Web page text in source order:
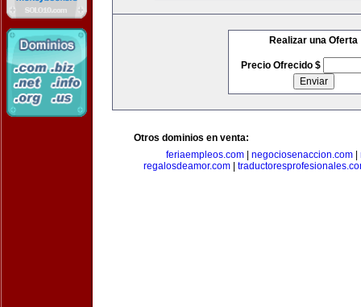
Realizar una Oferta
Precio Ofrecido $
Otros dominios en venta:
feriaempleos.com
negociosenaccion.com
regalosdeamor.com